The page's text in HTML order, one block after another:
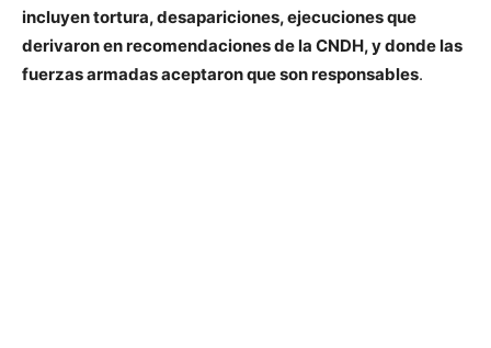
incluyen tortura, desapariciones, ejecuciones que
derivaron en recomendaciones de la CNDH, y donde las
fuerzas armadas aceptaron que son responsables.